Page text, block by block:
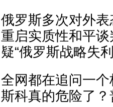
俄罗斯多次对外
重启实质性和平
疑“俄罗斯战略失
全网都在追问一
斯科真的危险了